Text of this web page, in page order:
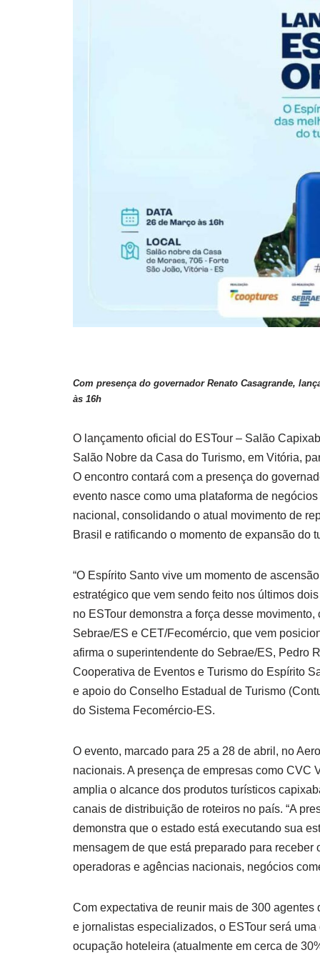
Com presença do governador Renato Casagrande,
às 16h
O lançamento oficial do ESTour – Salão
Salão Nobre da Casa do Turismo, em Vitória,
O encontro contará com a presença do
evento nasce como uma plataforma de
nacional, consolidando o atual movimento de
Brasil e ratificando o momento de expansão do
“O Espírito Santo vive um momento de
estratégico que vem sendo feito nos últimos
no ESTour demonstra a força desse
Sebrae/ES e CET/Fecomércio, que vem
afirma o superintendente do Sebrae/ES, Pedro
Cooperativa de Eventos e Turismo do Espírito
e apoio do Conselho Estadual de Turismo
do Sistema Fecomércio-ES.
O evento, marcado para 25 a 28 de abril, no
nacionais. A presença de empresas como CVC
amplia o alcance dos produtos turísticos
canais de distribuição de roteiros no país. “A
demonstra que o estado está executando sua
mensagem de que está preparado para
operadoras e agências nacionais, negócios
Com expectativa de reunir mais de 300
e jornalistas especializados, o ESTour será
ocupação hoteleira (atualmente em cerca de